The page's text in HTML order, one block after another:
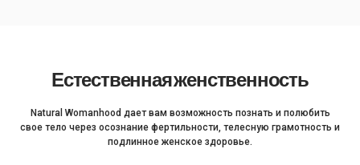
Естественная женственность
Natural Womanhood дает вам возможность познать и полюбить
свое тело через осознание фертильности, телесную грамотность и
подлинное женское здоровье.